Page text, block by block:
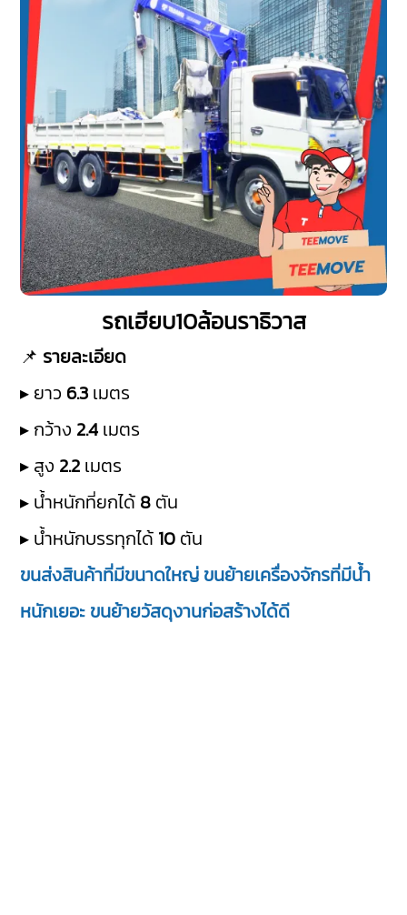
รถเฮียบ10ล้อนราธิวาส
📌 รายละเอียด
▸ ยาว 6.3 เมตร
▸ กว้าง 2.4 เมตร
▸ สูง 2.2 เมตร
▸ น้ำหนักที่ยกได้ 8 ตัน
▸ น้ำหนักบรรทุกได้ 10 ตัน
ขนส่งสินค้าที่มีขนาดใหญ่ ขนย้ายเครื่องจักรที่มีน้ำ
หนักเยอะ ขนย้ายวัสดุงานก่อสร้างได้ดี